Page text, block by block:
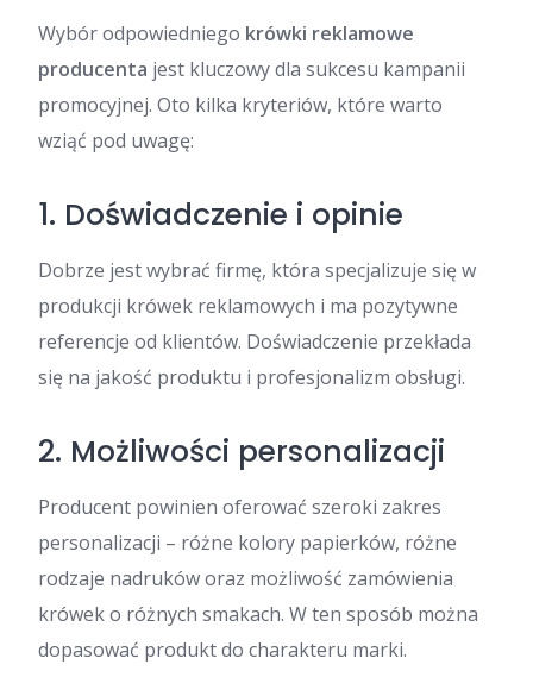
Wybór odpowiedniego krówki reklamowe
producenta jest kluczowy dla sukcesu kampanii
promocyjnej. Oto kilka kryteriów, które warto
wziąć pod uwagę:
1. Doświadczenie i opinie
Dobrze jest wybrać firmę, która specjalizuje się w
produkcji krówek reklamowych i ma pozytywne
referencje od klientów. Doświadczenie przekłada
się na jakość produktu i profesjonalizm obsługi.
2. Możliwości personalizacji
Producent powinien oferować szeroki zakres
personalizacji – różne kolory papierków, różne
rodzaje nadruków oraz możliwość zamówienia
krówek o różnych smakach. W ten sposób można
dopasować produkt do charakteru marki.